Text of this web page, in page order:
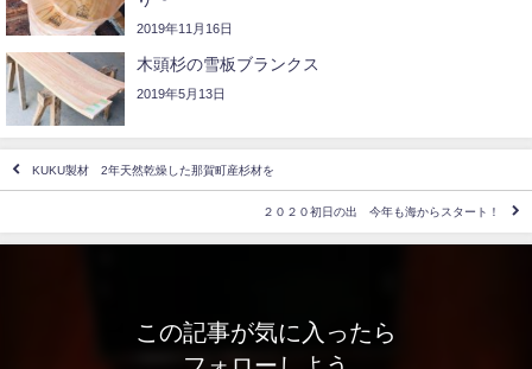
2019年11月16日
木頭杉の雪板ブランクス
2019年5月13日
KUKU製材 2年天然乾燥した那賀町産杉材を
２０２０初日の出 今年も海からスタート！
この記事が気に入ったら